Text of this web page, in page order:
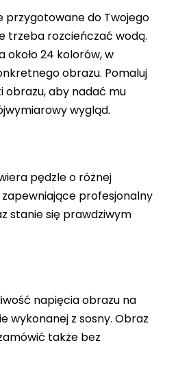
przygotowane do Twojego
trzeba rozcieńczać wodą.
około 24 kolorów, w
obrazu. Pomaluj
obrazu, aby nadać mu
wygląd.
pędzle o różnej
zapewniające profesjonalny
stanie się prawdziwym
napięcia obrazu na
wykonanej z sosny. Obraz
także bez